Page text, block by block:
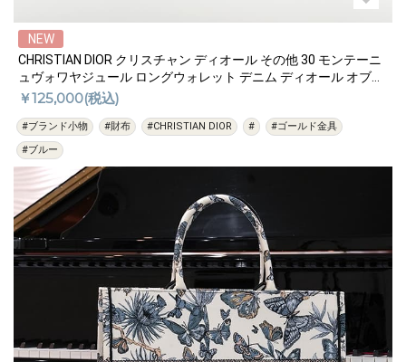
過去の特集をすべて見る>>
NEW
CHRISTIAN DIOR クリスチャン ディオール その他 30 モンテーニ
ュヴォワヤジュール ロングウォレット デニム ディオール オブリ
ーク ジャカード S2094UDCE_M49E
￥125,000(税込)
#ブランド小物 #財布 #CHRISTIAN DIOR #
#ゴールド金具
#ブルー